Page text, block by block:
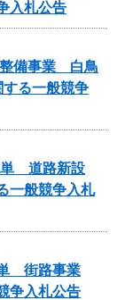
入札公告
整備事業 白鳥
る一般競争
単 道路新設
一般競争入札
街路事業
争入札公告